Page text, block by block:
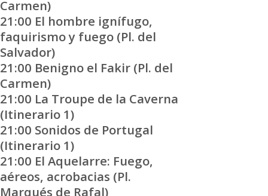
Carmen)
21:00 El hombre ignífugo,
faquirismo y fuego (Pl. del
Salvador)
21:00 Benigno el Fakir (Pl. del
Carmen)
21:00 La Troupe de la Caverna
(Itinerario 1)
21:00 Sonidos de Portugal
(Itinerario 1)
21:00 El Aquelarre: Fuego,
aéreos, acrobacias (Pl.
Marqués de Rafal)